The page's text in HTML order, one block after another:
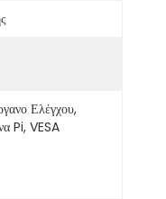
Ελέγχου,
Pi, VESA